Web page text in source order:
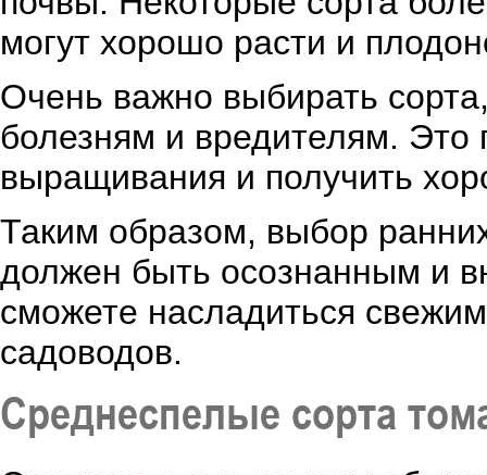
могут хорошо расти и
Очень важно выбирать
болезням и вредителям. Это
выращивания и получить
Таким образом, выбор
должен быть осознанным и
сможете насладиться
садоводов.
Среднеспелые сорта